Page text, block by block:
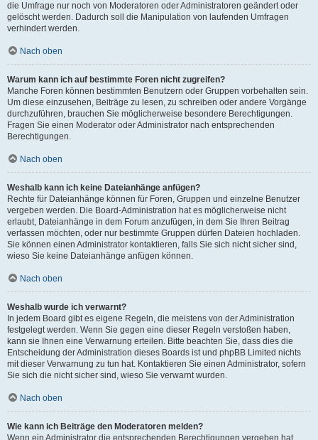
die Umfrage nur noch von Moderatoren oder Administratoren geändert oder
gelöscht werden. Dadurch soll die Manipulation von laufenden Umfragen
verhindert werden.
Nach oben
Warum kann ich auf bestimmte Foren nicht zugreifen?
Manche Foren können bestimmten Benutzern oder Gruppen vorbehalten sein.
Um diese einzusehen, Beiträge zu lesen, zu schreiben oder andere Vorgänge
durchzuführen, brauchen Sie möglicherweise besondere Berechtigungen.
Fragen Sie einen Moderator oder Administrator nach entsprechenden
Berechtigungen.
Nach oben
Weshalb kann ich keine Dateianhänge anfügen?
Rechte für Dateianhänge können für Foren, Gruppen und einzelne Benutzer
vergeben werden. Die Board-Administration hat es möglicherweise nicht
erlaubt, Dateianhänge in dem Forum anzufügen, in dem Sie Ihren Beitrag
verfassen möchten, oder nur bestimmte Gruppen dürfen Dateien hochladen.
Sie können einen Administrator kontaktieren, falls Sie sich nicht sicher sind,
wieso Sie keine Dateianhänge anfügen können.
Nach oben
Weshalb wurde ich verwarnt?
In jedem Board gibt es eigene Regeln, die meistens von der Administration
festgelegt werden. Wenn Sie gegen eine dieser Regeln verstoßen haben,
kann sie Ihnen eine Verwarnung erteilen. Bitte beachten Sie, dass dies die
Entscheidung der Administration dieses Boards ist und phpBB Limited nichts
mit dieser Verwarnung zu tun hat. Kontaktieren Sie einen Administrator, sofern
Sie sich die nicht sicher sind, wieso Sie verwarnt wurden.
Nach oben
Wie kann ich Beiträge den Moderatoren melden?
Wenn ein Administrator die entsprechenden Berechtigungen vergeben hat,